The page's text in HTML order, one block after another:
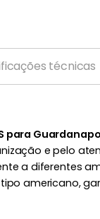
técnicas
para
e pelo
a diferentes
americano,